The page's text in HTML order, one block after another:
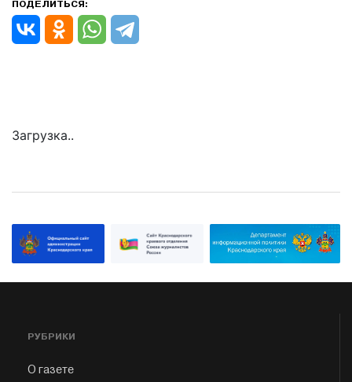
ПОДЕЛИТЬСЯ:
Загрузка..
РУБРИКИ
О газете